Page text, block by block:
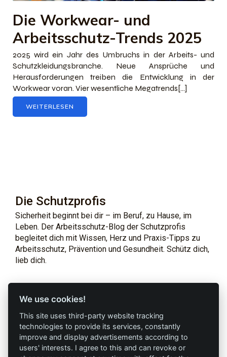
Die Workwear- und
Arbeitsschutz-Trends 2025
2025 wird ein Jahr des Umbruchs in der Arbeits- und
Schutzkleidungsbranche. Neue Ansprüche und
Herausforderungen treiben die Entwicklung in der
Workwear voran. Vier wesentliche Megatrends[…]
WEITERLESEN
Die Schutzprofis
Sicherheit beginnt bei dir – im Beruf, zu Hause, im
Leben. Der Arbeitsschutz-Blog der Schutzprofis
begleitet dich mit Wissen, Herz und Praxis-Tipps zu
Arbeitsschutz, Prävention und Gesundheit. Schütz dich,
lieb dich.
Profi-Marken
AAV Arbeitsschutz
GmbH
Allprotec® Just work
Marketing
AGB`s
We use cookies!
This site uses third-party website tracking
technologies to provide its services, constantly
improve and display advertisements according to
users' interests. I agree to this and can revoke or